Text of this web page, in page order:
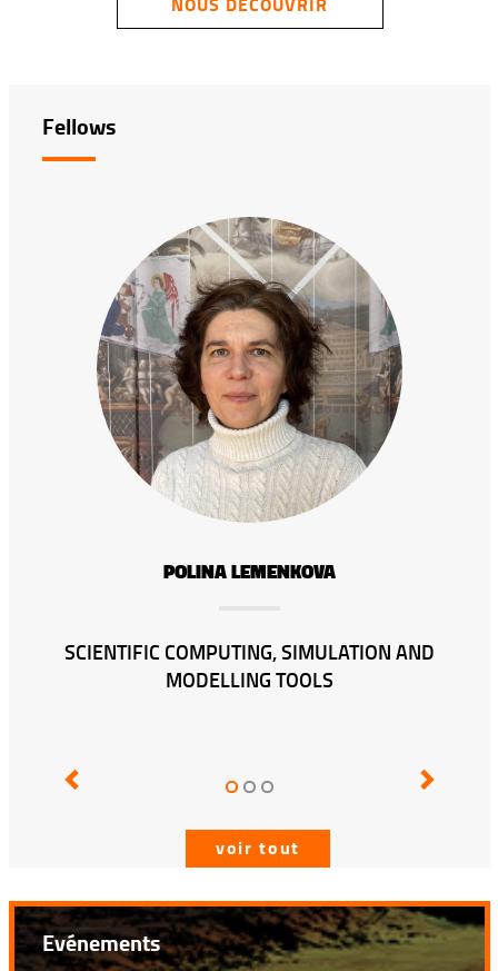
Fellows
RAJENDRA KUMAR
Previous Next
voir tout
Evénements